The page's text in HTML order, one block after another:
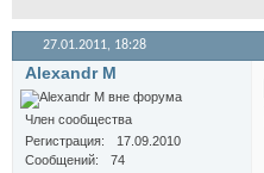
27.01.2011, 18:28
Alexandr M
Член сообщества
Регистрация
17.09.2010
Сообщений
74